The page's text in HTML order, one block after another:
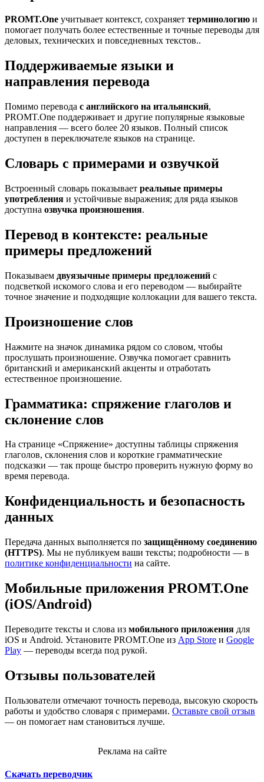
PROMT.One учитывает контекст, сохраняет терминологию и
помогает получать более естественные и точные переводы для
деловых, технических и повседневных текстов..
Поддерживаемые языки и
направления перевода
Помимо перевода с английского на итальянский,
PROMT.One поддерживает и другие популярные языковые
направления — всего более 20 языков. Полный список
доступен в переключателе языков на странице.
Словарь с примерами и озвучкой
Встроенный словарь показывает реальные примеры
употребления и устойчивые выражения; для ряда языков
доступна озвучка произношения.
Перевод в контексте: реальные
примеры предложений
Показываем двуязычные примеры предложений с
подсветкой искомого слова и его переводом — выбирайте
точное значение и подходящие коллокации для вашего текста.
Произношение слов
Нажмите на значок динамика рядом со словом, чтобы
прослушать произношение. Озвучка помогает сравнить
британский и американский акценты и отработать
естественное произношение.
Грамматика: спряжение глаголов и
склонение слов
На странице «Спряжение» доступны таблицы спряжения
глаголов, склонения слов и короткие грамматические
подсказки — так проще быстро проверить нужную форму во
время перевода.
Конфиденциальность и безопасность
данных
Передача данных выполняется по защищённому соединению
(HTTPS). Мы не публикуем ваши тексты; подробности — в
политике конфиденциальности на сайте.
Мобильные приложения PROMT.One
(iOS/Android)
Переводите тексты и слова из мобильного приложения для
iOS и Android. Установите PROMT.One из App Store и Google
Play — переводы всегда под рукой.
Отзывы пользователей
Пользователи отмечают точность перевода, высокую скорость
работы и удобство словаря с примерами. Оставьте свой отзыв
— он помогает нам становиться лучше.
Реклама на сайте
Скачать переводчик